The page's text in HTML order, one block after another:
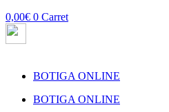
0,00€ 0 Carret
BOTIGA ONLINE
BOTIGA ONLINE